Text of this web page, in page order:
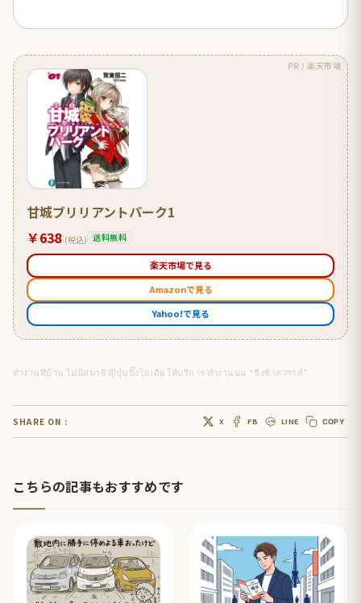
PR / 楽天市場
甘城ブリリアントパーク1
￥638 (税込) 送料無料
楽天市場で見る
Amazonで見る
Yahoo!で見る
ทำงานที่บ้าน ไม่มีสมาธิ ญี่ปุ่นปิ๊งไอเดีย ให้บริการ ทำงานบน “ชิงช้าสวรรค์”
SHARE ON : X FB LINE COPY
こちらの記事もおすすめです